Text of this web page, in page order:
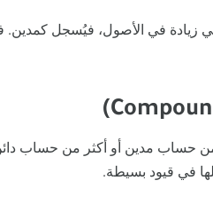
في الأصول، فيُسجل كمدين. في
من حساب مدين أو أكثر من حساب
في قيود بسيطة.